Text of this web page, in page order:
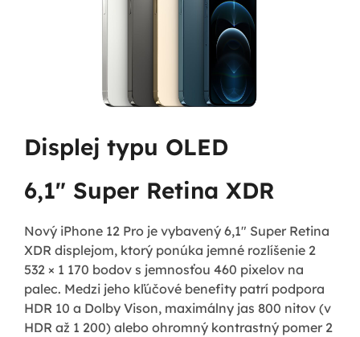
Displej typu OLED
6,1" Super Retina XDR
Nový iPhone 12 Pro je vybavený 6,1" Super Retina
XDR displejom, ktorý ponúka jemné rozlíšenie 2
532 × 1 170 bodov s jemnosťou 460 pixelov na
palec. Medzi jeho kľúčové benefity patrí podpora
HDR 10 a Dolby Vison, maximálny jas 800 nitov (v
HDR až 1 200) alebo ohromný kontrastný pomer 2